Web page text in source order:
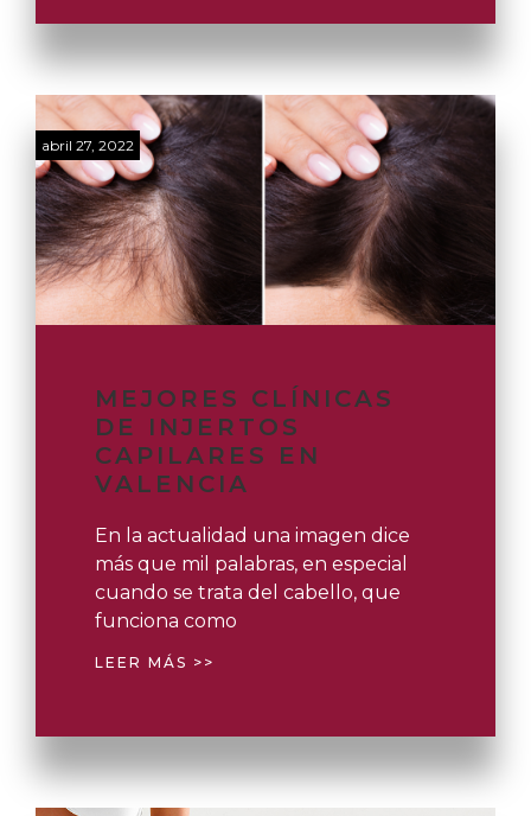
MEJORES CLÍNICAS
DE INJERTOS
CAPILARES EN
VALENCIA
abril 27, 2022
En la actualidad una imagen dice
más que mil palabras, en especial
cuando se trata del cabello, que
funciona como
LEER MÁS >>